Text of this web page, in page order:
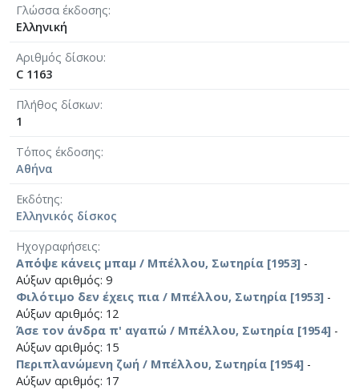
Γλώσσα έκδοσης
Ελληνική
Αριθμός δίσκου
C 1163
Πλήθος δίσκων
1
Τόπος έκδοσης
Αθήνα
Εκδότης
Ελληνικός δίσκος
Ηχογραφήσεις
Απόψε κάνεις μπαμ / Μπέλλου, Σωτηρία [1953] -
Αύξων αριθμός: 9
Φιλότιμο δεν έχεις πια / Μπέλλου, Σωτηρία [1953] -
Αύξων αριθμός: 12
Άσε τον άνδρα π' αγαπώ / Μπέλλου, Σωτηρία [1954] -
Αύξων αριθμός: 15
Περιπλανώμενη ζωή / Μπέλλου, Σωτηρία [1954] -
Αύξων αριθμός: 17